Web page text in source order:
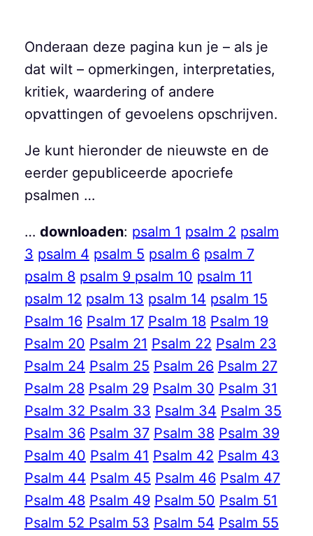
inhoud
Onderaan deze pagina kun je – als je
dat wilt – opmerkingen, interpretaties,
kritiek, waardering of andere
opvattingen of gevoelens opschrijven.
Je kunt hieronder de nieuwste en de
eerder gepubliceerde apocriefe
psalmen …
… downloaden: psalm 1 psalm 2 psalm
3 psalm 4 psalm 5 psalm 6 psalm 7
psalm 8 psalm 9 psalm 10 psalm 11
psalm 12 psalm 13 psalm 14 psalm 15
Psalm 16 Psalm 17 Psalm 18 Psalm 19
Psalm 20 Psalm 21 Psalm 22 Psalm 23
Psalm 24 Psalm 25 Psalm 26 Psalm 27
Psalm 28 Psalm 29 Psalm 30 Psalm 31
Psalm 32 Psalm 33 Psalm 34 Psalm 35
Psalm 36 Psalm 37 Psalm 38 Psalm 39
Psalm 40 Psalm 41 Psalm 42 Psalm 43
Psalm 44 Psalm 45 Psalm 46 Psalm 47
Psalm 48 Psalm 49 Psalm 50 Psalm 51
Psalm 52 Psalm 53 Psalm 54 Psalm 55